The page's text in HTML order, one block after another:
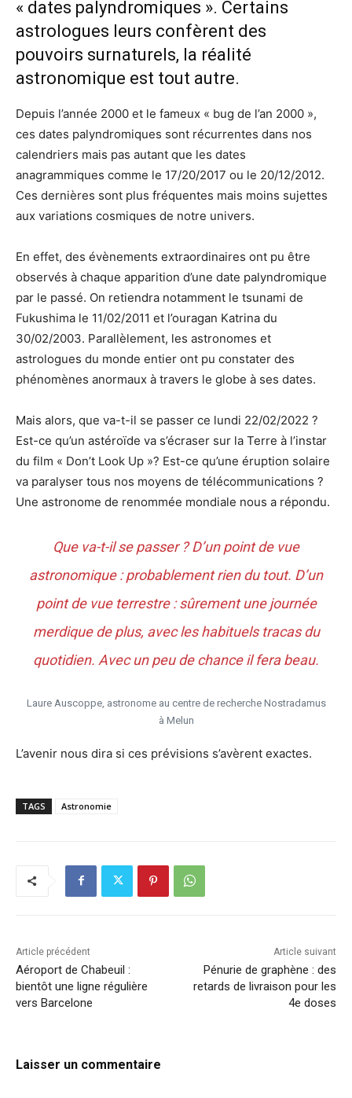
« dates palyndromiques ». Certains
astrologues leurs confèrent des
pouvoirs surnaturels, la réalité
astronomique est tout autre.
Depuis l’année 2000 et le fameux « bug de l’an 2000 »,
ces dates palyndromiques sont récurrentes dans nos
calendriers mais pas autant que les dates
anagrammiques comme le 17/20/2017 ou le 20/12/2012.
Ces dernières sont plus fréquentes mais moins sujettes
aux variations cosmiques de notre univers.
En effet, des évènements extraordinaires ont pu être
observés à chaque apparition d’une date palyndromique
par le passé. On retiendra notamment le tsunami de
Fukushima le 11/02/2011 et l’ouragan Katrina du
30/02/2003. Parallèlement, les astronomes et
astrologues du monde entier ont pu constater des
phénomènes anormaux à travers le globe à ses dates.
Mais alors, que va-t-il se passer ce lundi 22/02/2022 ?
Est-ce qu’un astéroïde va s’écraser sur la Terre à l’instar
du film « Don’t Look Up »? Est-ce qu’une éruption solaire
va paralyser tous nos moyens de télécommunications ?
Une astronome de renommée mondiale nous a répondu.
Que va-t-il se passer ? D’un point de vue
astronomique : probablement rien du tout. D’un
point de vue terrestre : sûrement une journée
merdique de plus, avec les habituels tracas du
quotidien. Avec un peu de chance il fera beau.
Laure Auscoppe, astronome au centre de recherche Nostradamus
à Melun
L’avenir nous dira si ces prévisions s’avèrent exactes.
TAGS Astronomie
Article précédent
Aéroport de Chabeuil :
bientôt une ligne régulière
vers Barcelone
Article suivant
Pénurie de graphène : des
retards de livraison pour les
4e doses
Laisser un commentaire